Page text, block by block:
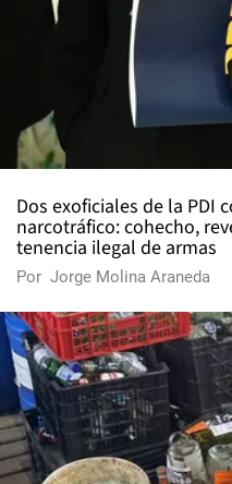
Dos exoficiales de la PDI
narcotráfico: cohecho,
tenencia ilegal de armas
Por Jorge Molina Araneda